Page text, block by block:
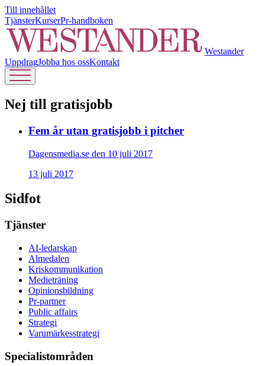
Till innehållet
TjänsterKurserPr-handboken
Westander
UppdragJobba hos ossKontakt
Nej till gratisjobb
Fem år utan gratisjobb i pitcher
Dagensmedia.se den 10 juli 2017
13 juli 2017
Sidfot
Tjänster
AI-ledarskap
Almedalen
Kris­kommunikation
Medieträning
Opinionsbildning
Pr-partner
Public affairs
Strategi
Varumärkesstrategi
Specialistområden